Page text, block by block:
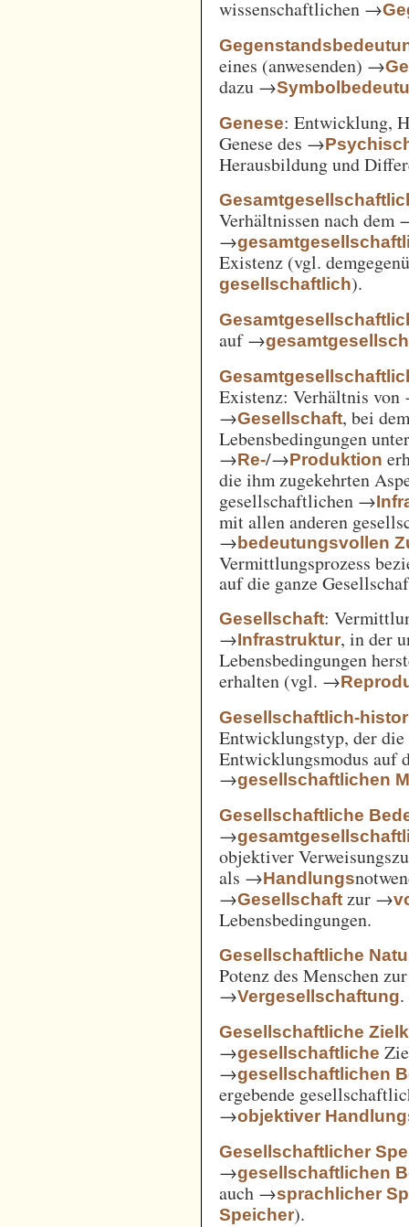
wissenschaftlichen →
eines (anwesenden) →
dazu →
Genese: Entwicklung,
Genese des →
Herausbildung und
Verhältnissen nach dem
→
Existenz (vgl.
gesellschaftlich).
auf →
Existenz: Verhältnis
→Gesellschaft, bei
Lebensbedingungen
→Re-/→Produktion
die ihm zugekehrten
gesellschaftlichen →
mit allen anderen
→bedeutungsvollen
Vermittlungsprozess
auf die ganze
Gesellschaft:
→Infrastruktur, in der
Lebensbedingungen
erhalten (vgl. →
Gesellschaftlich-
Entwicklungstyp, der
Entwicklungsmodus auf
→gesellschaftlichen
Gesellschaftliche
→
objektiver
als →Handlungs
→Gesellschaft zur →
Lebensbedingungen.
Gesellschaftliche
Potenz des Menschen
→Vergesellschaftung.
Gesellschaftliche
→gesellschaftliche
→gesellschaftlichen
ergebende
→objektiver
Gesellschaftlicher
→gesellschaftlichen
auch →sprachlicher
Speicher).